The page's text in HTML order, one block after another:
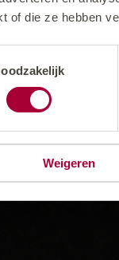
of die ze hebben
Weigeren